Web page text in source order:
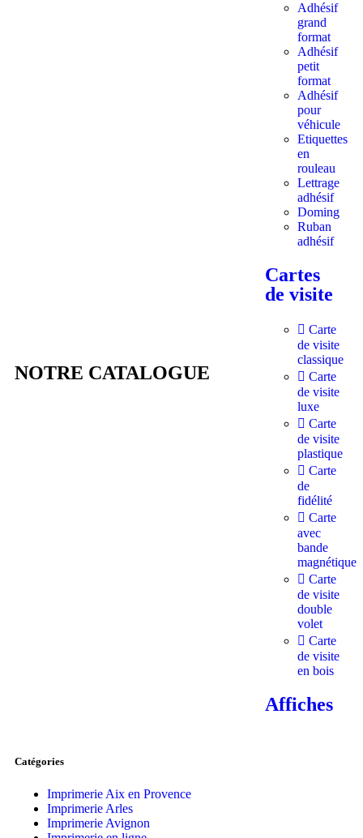
Adhésif
grand
format
Adhésif
petit
format
Adhésif
pour
véhicule
Etiquettes
en
rouleau
Lettrage
adhésif
Doming
Ruban
adhésif
Cartes
de visite
Carte
de visite
classique
Carte
de visite
luxe
Carte
de visite
plastique
Carte
de
fidélité
Carte
avec
bande
magnétique
Carte
de visite
double
volet
Carte
de visite
en bois
Affiches
NOTRE CATALOGUE
Catégories
Imprimerie Aix en Provence
Imprimerie Arles
Imprimerie Avignon